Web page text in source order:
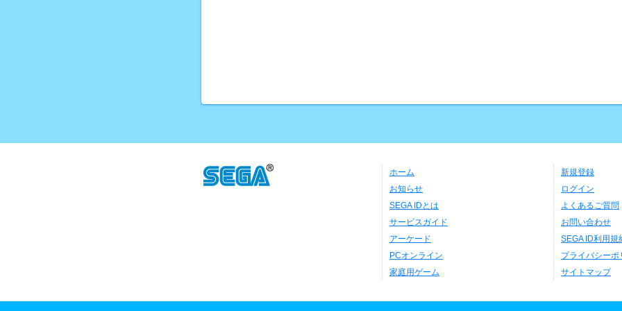
ホーム
お知らせ
SEGA IDとは
サービスガイド
アーケード
PCオンライン
家庭用ゲーム
新規登録
ログイン
よくあるご質問
お問い合わせ
SEGA ID利用規
プライバシーポ
サイトマップ